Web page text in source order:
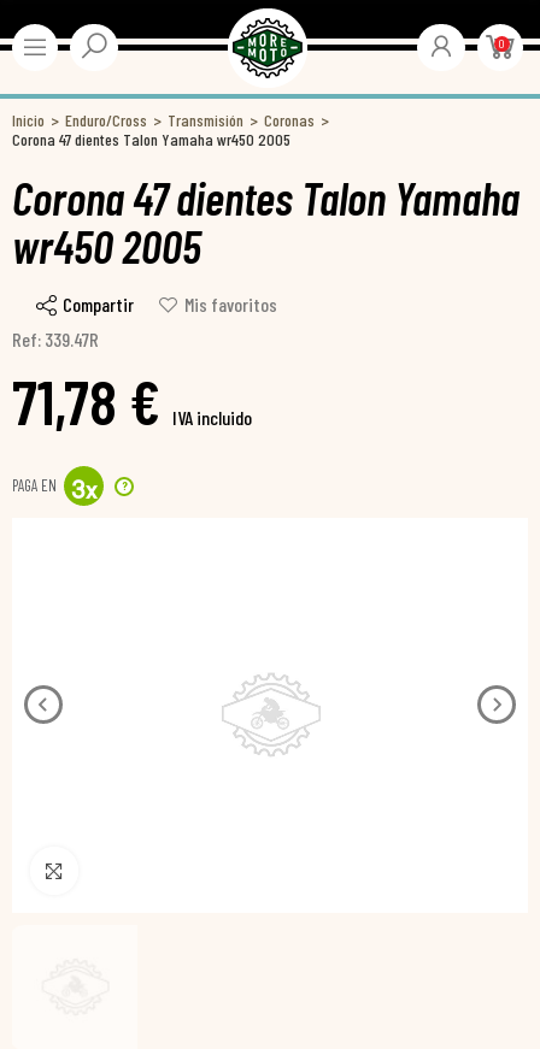
0
Inicio Enduro/Cross Transmisión
Coronas
Corona 47 dientes Talon Yamaha wr450 2005
Corona 47 dientes Talon Yamaha
wr450 2005
Compartir
Mis favoritos
Ref: 339.47R
71,78 € IVA incluido
PAGA EN 3x ?